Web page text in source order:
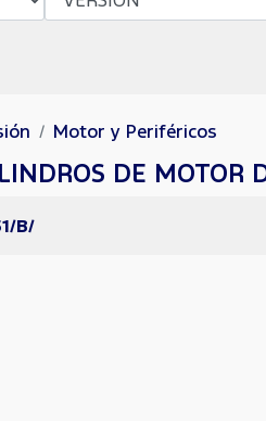
Motor y Periféricos
DE MOTOR
B/